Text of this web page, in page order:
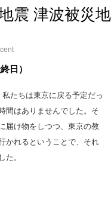
震 津波被災
日）
たちは東京に戻る予定だっ
間はありませんでした。そ
届け物をしつつ、東京の教
かれるということで、それ
た。